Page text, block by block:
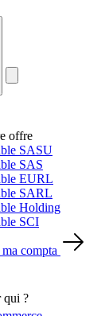
offre
SASU
SAS
EURL
SARL
Holding
SCI
compta
qui ?